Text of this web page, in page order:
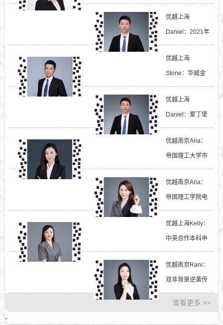
优越上海
Daniel：2021年
新加坡热门商科
专业申请...
优越上海
Stone：华威金
融学录取要求...
优越上海
Daniel：爱丁堡
大学商学院申请
条件...
优越南京Aria：
帝国理工大学市
场营销专业如何
申...
优越南京Aria：
帝国理工学院电
子电气工程专业
如...
优越上海Kelly：
中英合作本科申
请G5硕士案例
分...
优越南京Rani：
双非背景逆袭传
媒名校的申请...
查看更多 >>
-